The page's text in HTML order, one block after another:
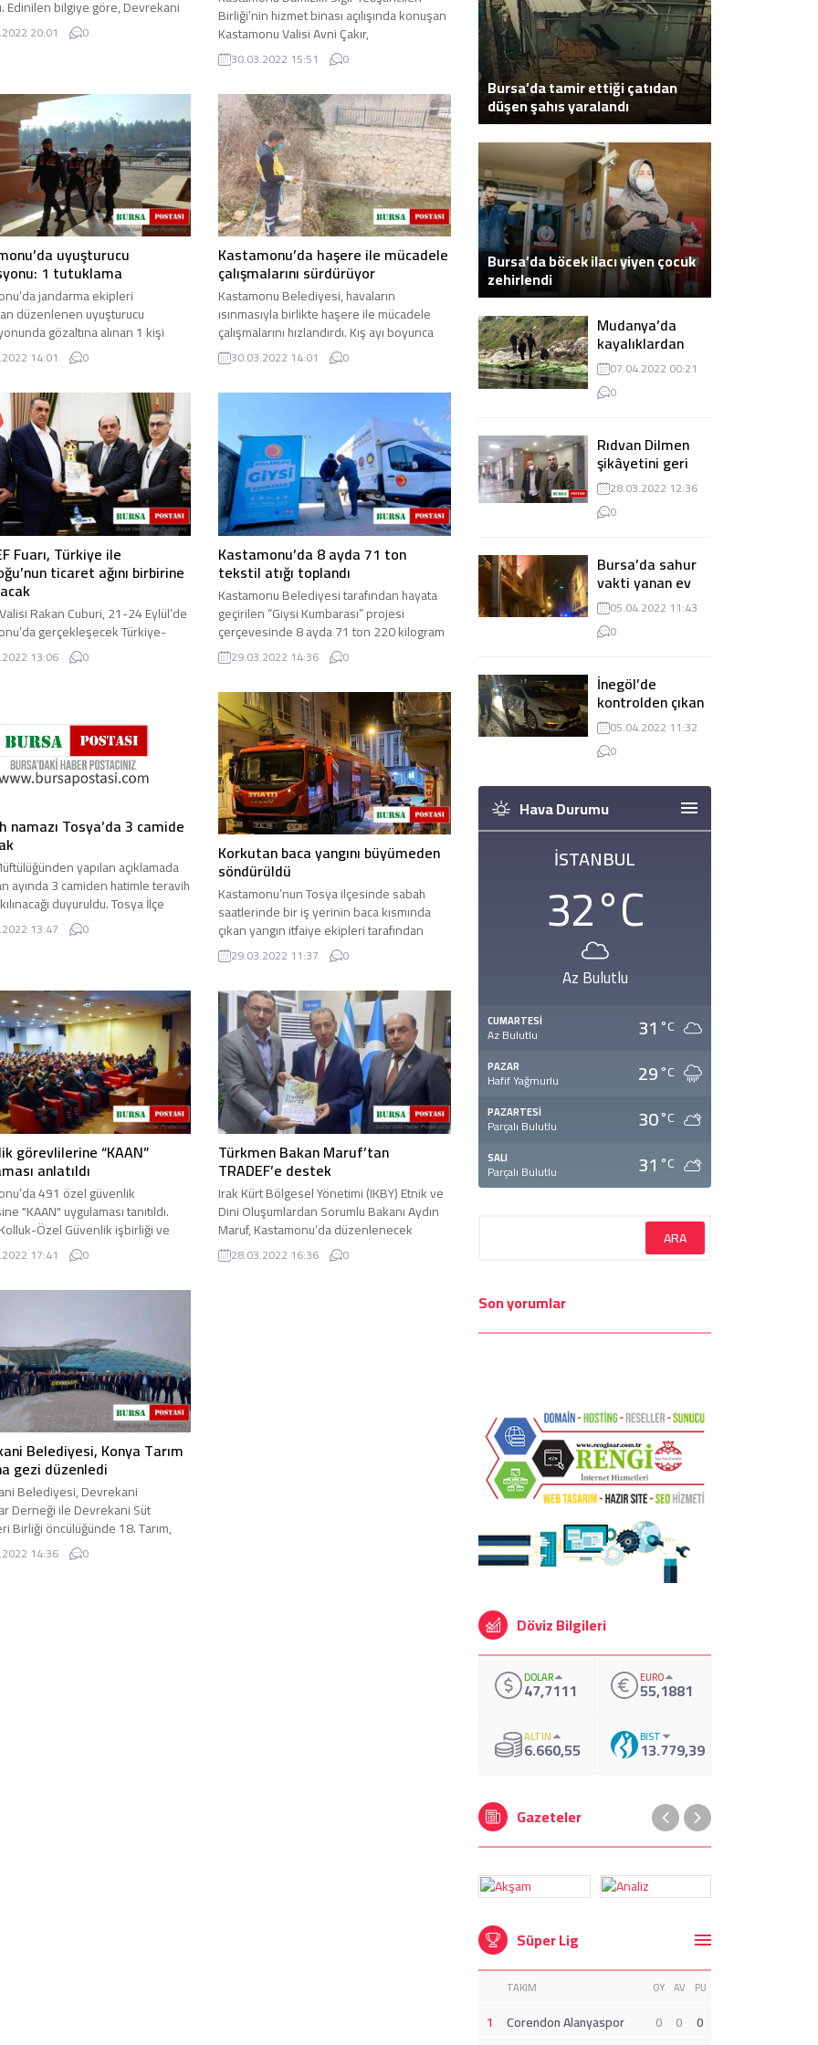
Edinilen bilgiye göre, Devrekani
Saraydurak ...
20:01 0
Birliği’nin hizmet binası açılışında konuşan
Kastamonu Valisi Avni Çakır,
Kastamonu’nun hayvancılıkta ...
30.03.2022 15:51 0
uyuşturucu
1 tutuklama
jandarma ekipleri
düzenlenen uyuşturucu
gözaltına alınan 1 kişi
Edinilen bilgiye göre ...
14:01 0
Kastamonu’da haşere ile mücadele
çalışmalarını sürdürüyor
Kastamonu Belediyesi, havaların
ısınmasıyla birlikte haşere ile mücadele
çalışmalarını hızlandırdı. Kış ayı boyunca
vektör ile mücadele ...
30.03.2022 14:01 0
Fuarı, Türkiye ile
ticaret ağını birbirine
Rakan Cuburi, 21-24 Eylül’de
gerçekleşecek Türkiye-
Fuarına katılım
bildirerek, “Bu ...
13:06 0
Kastamonu’da 8 ayda 71 ton
tekstil atığı toplandı
Kastamonu Belediyesi tarafından hayata
geçirilen “Giysi Kumbarası” projesi
çerçevesinde 8 ayda 71 ton 220 kilogram
tekstil atığı toplandı ...
29.03.2022 14:36 0
namazı Tosya’da 3 camide
yapılan açıklamada
ayında 3 camiden hatimle teravih
duyuruldu. Tosya İlçe
Ramazan ayında ...
13:47 0
Korkutan baca yangını büyümeden
söndürüldü
Kastamonu’nun Tosya ilçesinde sabah
saatlerinde bir iş yerinin baca kısmında
çıkan yangın itfaiye ekipleri tarafından
söndürüldü. Olay, sabah ...
29.03.2022 11:37 0
görevlilerine “KAAN”
anlatıldı
491 özel güvenlik
"KAAN" uygulaması tanıtıldı.
Özel Güvenlik işbirliği ve
Projesi (KAAN ...
17:41 0
Türkmen Bakan Maruf’tan
TRADEF’e destek
Irak Kürt Bölgesel Yönetimi (IKBY) Etnik ve
Dini Oluşumlardan Sorumlu Bakanı Aydın
Maruf, Kastamonu’da düzenlenecek
Türkiye-Ortadoğu Ticaret ...
28.03.2022 16:36 0
Belediyesi, Konya Tarım
gezi düzenledi
Belediyesi, Devrekani
Derneği ile Devrekani Süt
Birliği öncülüğünde 18. Tarım,
Mekanizasyon ve Tarla ...
14:36 0
Bursa’da tamir ettiği çatıdan
düşen şahıs yaralandı
Bursa’da böcek ilacı yiyen çocuk
zehirlendi
Mudanya’da
kayalıklardan
atlayarak intihar
eden genç ölü
bulundu
07.04.2022 00:21
0
Rıdvan Dilmen
şikâyetini geri
çekti, dava
düşürüldü
28.03.2022 12:36
0
Bursa’da sahur
vakti yanan ev
panik
yaşanmasına
sebep oldu
05.04.2022 11:43
0
İnegöl’de
kontrolden çıkan
tır 2 otomobile
çarptı
05.04.2022 11:32
0
Hava Durumu
İSTANBUL
32°C
Az Bulutlu
CUMARTESI
Az Bulutlu 31 °C
PAZAR
Hafif Yağmurlu 29°C
PAZARTESI
Parçalı Bulutlu 30°C
SALI
Parçalı Bulutlu 31 °C
Son yorumlar
Döviz Bilgileri
DOLAR
47,7111 EURO
55,1881
ALTIN
6.660,55 BIST
13.779,39
Gazeteler
Süper Lig
TAKIM OY AV PU
1 Corendon Alanyaspor 0 0
0